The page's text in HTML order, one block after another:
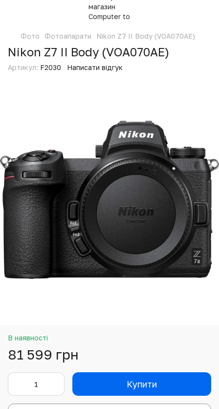
Фото Фотоапарати Nikon Z7 II Body (VOA070AE)
Nikon Z7 II Body (VOA070AE)
Артикул: F2030 Написати відгук
В наявності
81 599 грн
Купити